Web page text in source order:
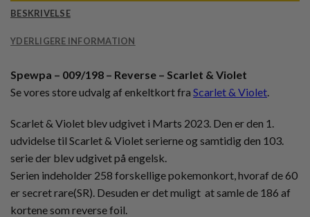
BESKRIVELSE
YDERLIGERE INFORMATION
Spewpa – 009/198 – Reverse – Scarlet & Violet
Se vores store udvalg af enkeltkort fra Scarlet & Violet
Scarlet & Violet blev udgivet i Marts 2023. Den er den 1.
udvidelse til Scarlet & Violet serierne og samtidig den 103.
serie der blev udgivet på engelsk.
Serien indeholder 258 forskellige pokemonkort, hvoraf de 60
er secret rare(SR). Desuden er det muligt at samle de 186 af
kortene som reverse foil.